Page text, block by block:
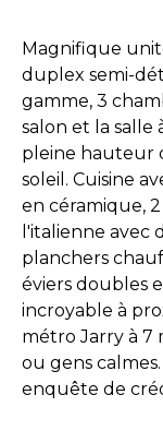
Magnifique
duplex semi-
gamme, 3
salon et la salle
pleine hauteur
soleil. Cuisine
en céramique,
l'italienne avec
planchers
éviers doubles
incroyable à
métro Jarry à 7
ou gens
enquête de